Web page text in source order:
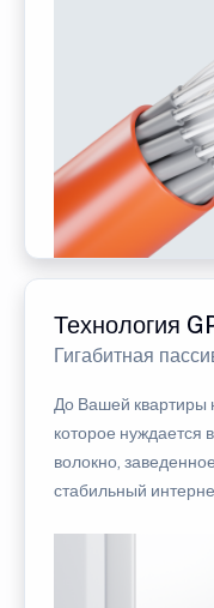
Технология
Гигабитная
До Вашей квартиры
которое нуждается
волокно,
стабильный